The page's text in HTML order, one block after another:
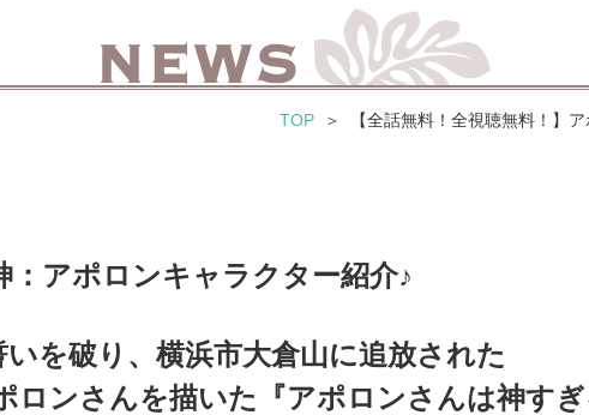
TOP 【全話無料！全視聴無料！】
：アポロンキャラクター紹介♪
いを破り、横浜市大倉山に追放された
ロンさんを描いた『アポロンさんは神すぎ